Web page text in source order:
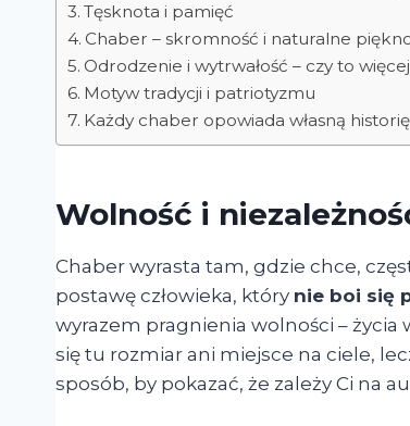
Tęsknota i pamięć
Chaber – skromność i naturalne
Odrodzenie i wytrwałość – czy to
Motyw tradycji i patriotyzmu
Każdy chaber opowiada własną historię
Wolność i
Chaber wyrasta tam, gdzie chce,
postawę człowieka, który nie boi się
wyrazem pragnienia wolności – życia
się tu rozmiar ani miejsce na ciele,
sposób, by pokazać, że zależy Ci na